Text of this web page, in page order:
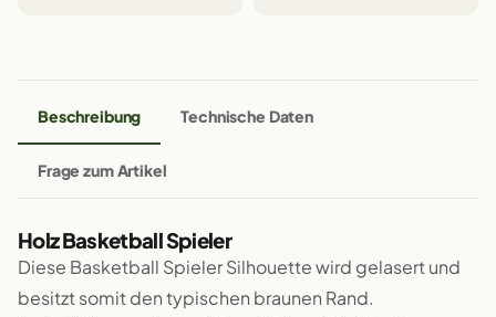
Beschreibung Technische Daten
Frage zum Artikel
Holz Basketball Spieler
Diese Basketball Spieler Silhouette wird gelasert und
besitzt somit den typischen braunen Rand.